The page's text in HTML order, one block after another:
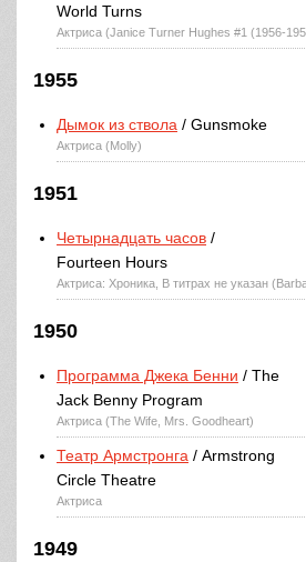
World Turns
Актриса (Janice Turner Hughes #1 (1956-
1955
Дымок из ствола / Gunsmoke
Актриса (Molly)
1951
Четырнадцать часов /
Fourteen Hours
Актриса: Хроника, В титрах не указан
1950
Программа Джека Бенни / The
Jack Benny Program
Актриса (The Wife, Mrs. Goodheart)
Театр Армстронга / Armstrong
Circle Theatre
Актриса
1949